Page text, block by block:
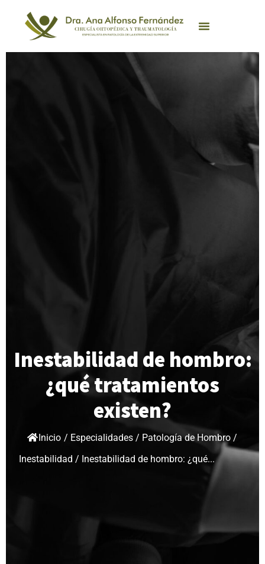
contenido
Inestabilidad de hombro:
¿qué tratamientos
existen?
Inicio / Especialidades / Patología de Hombro /
Inestabilidad / Inestabilidad de hombro: ¿qué...